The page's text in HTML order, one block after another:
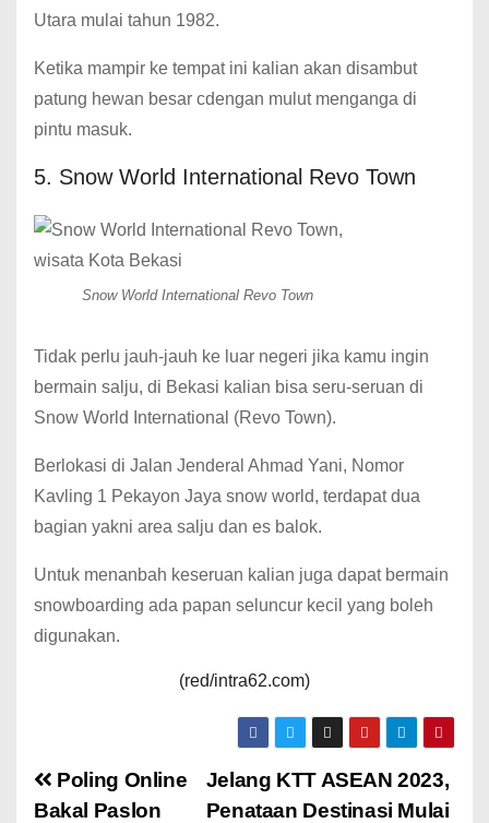
Utara mulai tahun 1982.
Ketika mampir ke tempat ini kalian akan disambut
patung hewan besar cdengan mulut menganga di
pintu masuk.
5. Snow World International Revo Town
Snow World International Revo Town
Tidak perlu jauh-jauh ke luar negeri jika kamu ingin
bermain salju, di Bekasi kalian bisa seru-seruan di
Snow World International (Revo Town).
Berlokasi di Jalan Jenderal Ahmad Yani, Nomor
Kavling 1 Pekayon Jaya snow world, terdapat dua
bagian yakni area salju dan es balok.
Untuk menanbah keseruan kalian juga dapat bermain
snowboarding ada papan seluncur kecil yang boleh
digunakan.
(red/intra62.com)
Jelang KTT ASEAN 2023,
Penataan Destinasi Mulai
Poling Online
Bakal Paslon